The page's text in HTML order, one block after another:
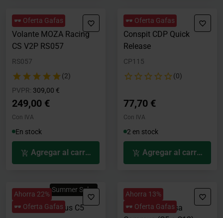
🕶️ Oferta Gafas
Volante MOZA Racing
CS V2P RS057
RS057
(2)
PVPR: Precio rebajado desde
309,00 €
249,00 €
Con IVA
En stock
Agregar al carrito
🕶️ Oferta Gafas
Conspit CDP Quick
Release
CP115
(0)
77,70 €
Con IVA
2 en stock
Agregar al carrito
Ahorra 22%
🕶️ Oferta Gafas
Summer Sales
Volante Cammus C5
Ahorra 13%
🕶️ Oferta Gafas
Soporte de Mesa